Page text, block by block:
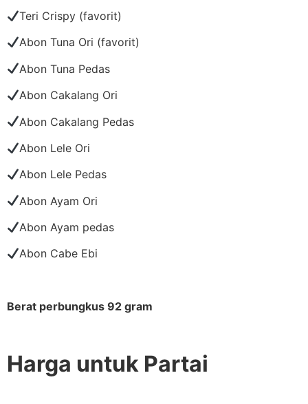
Teri Crispy (favorit)
Abon Tuna Ori (favorit)
Abon Tuna Pedas
Abon Cakalang Ori
Abon Cakalang Pedas
Abon Lele Ori
Abon Lele Pedas
Abon Ayam Ori
Abon Ayam pedas
Abon Cabe Ebi
Berat perbungkus 92 gram
Harga untuk Partai